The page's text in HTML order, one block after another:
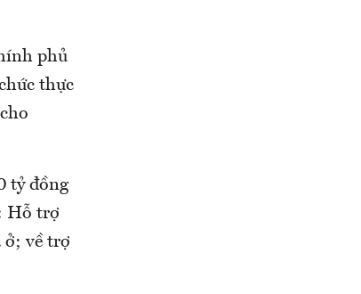
phủ
thực
tỷ đồng
Hỗ trợ
ở; về trợ